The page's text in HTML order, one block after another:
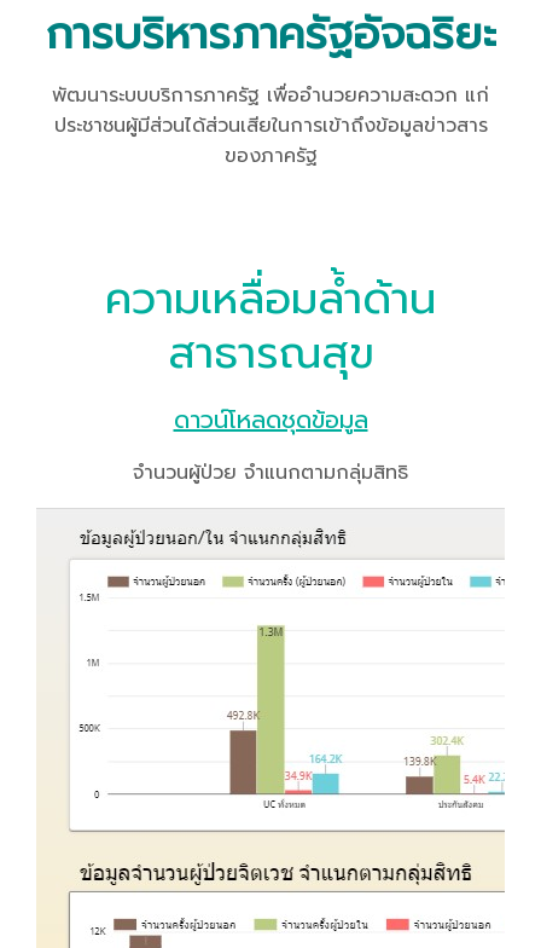
การบริหารภาครัฐอัจฉริยะ
พัฒนาระบบบริการภาครัฐ เพื่ออำนวยความสะดวก แก่
ประชาชนผู้มีส่วนได้ส่วนเสียในการเข้าถึงข้อมูลข่าวสาร
ของภาครัฐ
ความเหลื่อมล้ำด้าน
สาธารณสุข
ดาวน์โหลดชุดข้อมูล
จำนวนผู้ป่วย จำแนกตามกลุ่มสิทธิ